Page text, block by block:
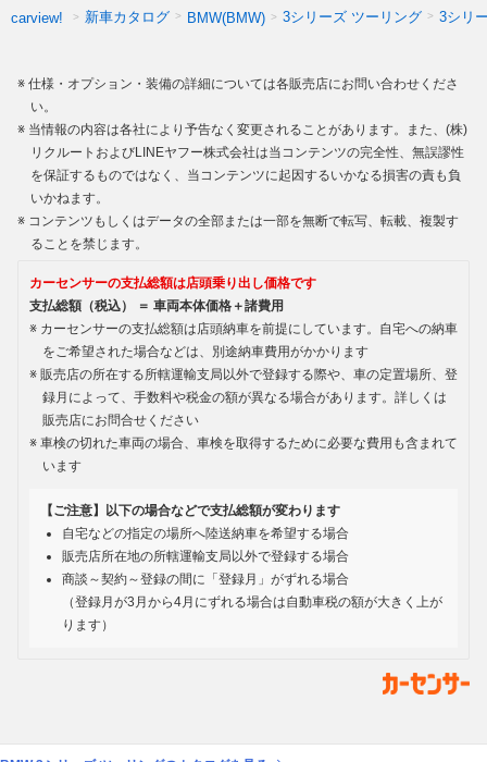
carview! 新車カタログ BMW(BMW) 3シリーズ ツーリング 3シリ
仕様・オプション・装備の詳細については各販売店にお問い合わせくださ
い。
当情報の内容は各社により予告なく変更されることがあります。また、(株)
リクルートおよびLINEヤフー株式会社は当コンテンツの完全性、無誤謬性
を保証するものではなく、当コンテンツに起因するいかなる損害の責も負
いかねます。
コンテンツもしくはデータの全部または一部を無断で転写、転載、複製す
ることを禁じます。
カーセンサーの支払総額は店頭乗り出し価格です
支払総額（税込） ＝ 車両本体価格＋諸費用
カーセンサーの支払総額は店頭納車を前提にしています。自宅への納車
をご希望された場合などは、別途納車費用がかかります
販売店の所在する所轄運輸支局以外で登録する際や、車の定置場所、登
録月によって、手数料や税金の額が異なる場合があります。詳しくは
販売店にお問合せください
車検の切れた車両の場合、車検を取得するために必要な費用も含まれて
います
【ご注意】以下の場合などで支払総額が変わります
自宅などの指定の場所へ陸送納車を希望する場合
販売店所在地の所轄運輸支局以外で登録する場合
商談～契約～登録の間に「登録月」がずれる場合
（登録月が3月から4月にずれる場合は自動車税の額が大きく上が
ります）